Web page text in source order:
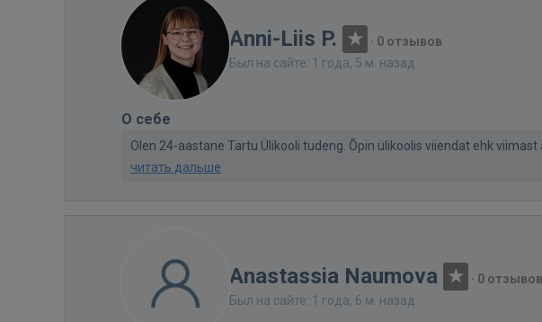
Anni-Liis P. · 0 отзывов
Был на сайте: 1 года, 5 м. назад
О себе
Olen 24-aastane Tartu Ülikooli tudeng. Õpin ülikoolis viiendat ehk viimast
читать дальше
Anastassia Naumova · 0 отзывов
Был на сайте: 1 года, 6 м. назад